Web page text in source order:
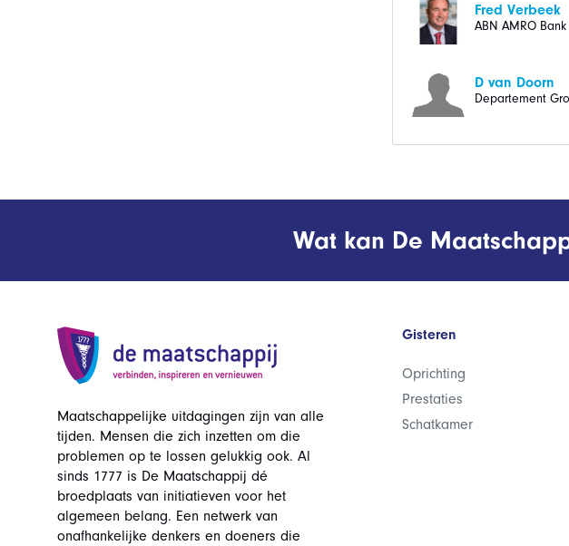
Fred Verbeek
ABN AMRO Bank
D van Doorn
Departement
Wat kan De
Maatschappelijke uitdagingen zijn van alle
tijden. Mensen die zich inzetten om die
problemen op te lossen gelukkig ook. Al
sinds 1777 is De Maatschappij dé
broedplaats van initiatieven voor het
algemeen belang. Een netwerk van
onafhankelijke denkers en doeners die
Gisteren
Oprichting
Prestaties
Schatkamer